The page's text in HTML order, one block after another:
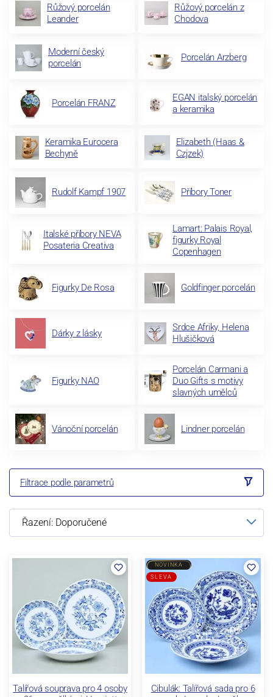
Růžový porcelán
Leander
Růžový porcelán z
Chodova
Moderní český
porcelán
Porcelán Arzberg
Porcelán FRANZ
EGAN italský porcelán
a keramika
Keramika Eurocera
Bechyně
Elizabeth (Haas &
Czjzek)
Rudolf Kampf 1907 Příbory Toner
Italské příbory NEVA
Posateria Creativa
Lamart: Palais Royal,
figurky Royal
Copenhagen
Figurky De Rosa Goldfinger porcelán
Dárky z lásky
Srdce Afriky, Helena
Hlušičková
Figurky NAO
Porcelán Carmani a
Duo Gifts s motivy
slavných umělců
Vánoční porcelán Lindner porcelán
Filtrace podle parametrů
Talířová souprava pro 4 osoby
Cibulák: Talířová sada pro 6
NOVINKA
SLEVA